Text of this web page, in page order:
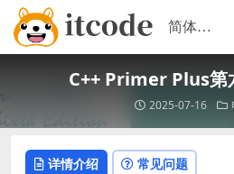
C++ Primer Plus第
2025-07-16
详情介绍 常见问题